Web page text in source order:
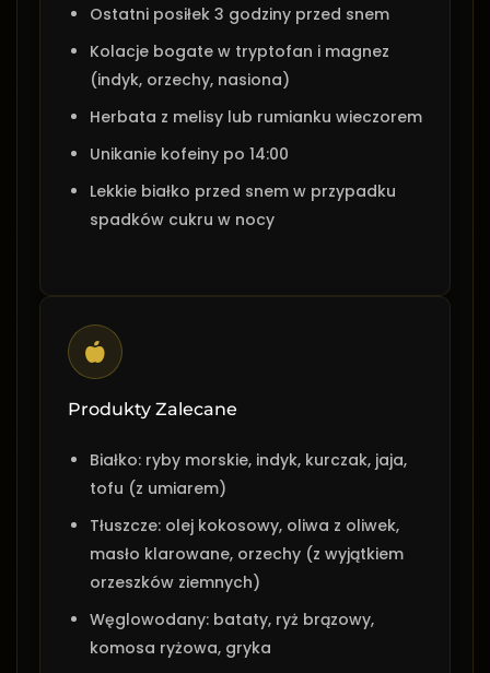
Ostatni posiłek 3 godziny przed snem
Kolacje bogate w tryptofan i magnez
(indyk, orzechy, nasiona)
Herbata z melisy lub rumianku wieczorem
Unikanie kofeiny po 14:00
Lekkie białko przed snem w przypadku
spadków cukru w nocy
Produkty Zalecane
Białko: ryby morskie, indyk, kurczak, jaja,
tofu (z umiarem)
Tłuszcze: olej kokosowy, oliwa z oliwek,
masło klarowane, orzechy (z wyjątkiem
orzeszków ziemnych)
Węglowodany: bataty, ryż brązowy,
komosa ryżowa, gryka